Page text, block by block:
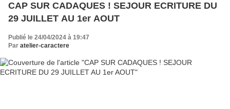
CAP SUR CADAQUES ! SEJOUR ECRITURE DU
29 JUILLET AU 1er AOUT
Publié le 24/04/2024 à 19:47
Par atelier-caractere